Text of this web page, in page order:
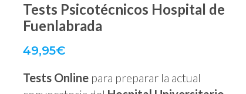
Tests Psicotécnicos Hospital de
Fuenlabrada
49,95€
Tests Onlinepara preparar la actual